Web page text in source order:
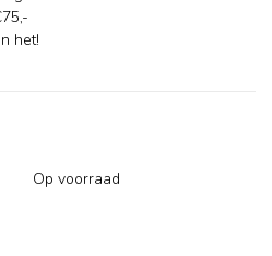
het!
Op voorraad